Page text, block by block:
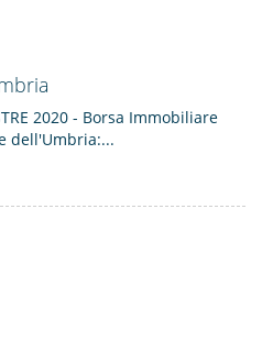
2020 - Borsa Immobiliare
dell'Umbria:...